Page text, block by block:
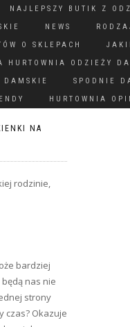
NAJLEPSZY BUTIK Z
NEWS
O SKLEPACH
HURTOWNIA ODZIEŻY
DAMSKIE SPODNIE
HURTOWNIA
NA
rodzinie,
bardziej
nas nie
strony
czas? Okazuje